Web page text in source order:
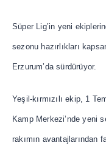
Süper Lig’in yeni
sezonu hazırlıkları
Erzurum’da sürdürüyor.
Yeşil-kırmızılı ekip, 1
Kamp Merkezi’nde yeni
rakımın avantajlarından